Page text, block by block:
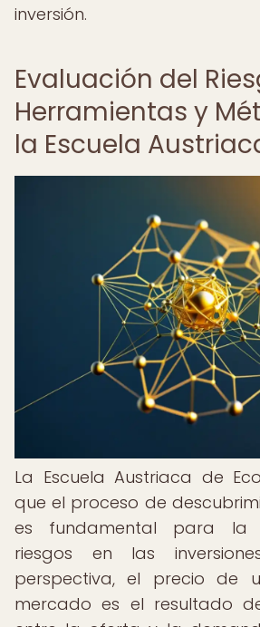
inversión.
Evaluación del
Herramientas y
la Escuela
La Escuela Austriaca de
que el proceso de
es fundamental para la
riesgos en las
perspectiva, el precio de
mercado es el resultado